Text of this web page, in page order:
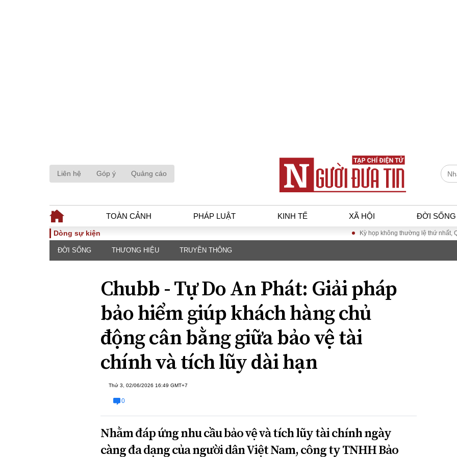
Liên hệ Góp ý Quảng cáo
TOÀN CẢNH PHÁP LUẬT KINH TẾ XÃ HỘI ĐỜI SỐNG
TOÀN CẢNH
Chính sách
Đối thoại
Thế giới
PHÁP LUẬT
luật
Góc nhìn luật gia
Hồ sơ điều tra
Tiếng nói công dân
An ninh - Hình sự
Tài chính - Ngân
hàng
Kinh tế vĩ mô
Hồ sơ doanh
nghiệp
Xu hướng thị
trường
ĐA CHIỀU
Quan điểm
INFOCUS
Dòng sự kiện Kỳ họp không thường lệ thứ nhất, Quốc
ĐỜI SỐNG THƯƠNG HIỆU TRUYỀN THÔNG
Chubb - Tự Do An Phát: Giải pháp
bảo hiểm giúp khách hàng chủ
động cân bằng giữa bảo vệ tài
chính và tích lũy dài hạn
Thứ 3, 02/06/2026 16:49 GMT+7
0
Nhằm đáp ứng nhu cầu bảo vệ và tích lũy tài chính ngày
càng đa dạng của người dân Việt Nam, công ty TNHH Bảo